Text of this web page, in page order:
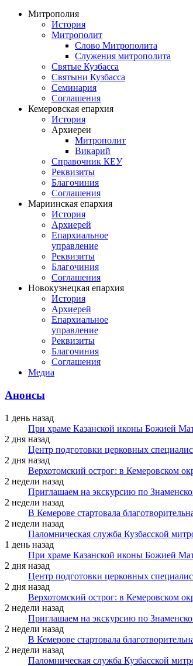
Митрополия
История
Митрополит
Слово Митрополита
Служения митрополита
Святые Кузбасса
Святыни Кузбасса
Семинария
Соглашения
Кемеровская епархия
История
Архиереи
Митрополит
Викарий
Справочник КЕУ
Реквизиты
Благочиния
Соглашения
Мариинская епархия
История
Архиерей
Епархиальное
управление
Реквизиты
Благочиния
Соглашения
Новокузнецкая епархия
История
Архиерей
Епархиальное
управление
Реквизиты
Благочиния
Соглашения
Медиа
Анонсы
1 день назад
При храме Казанской иконы Божией
2 дня назад
Центр подготовки церковных
2 дня назад
Верхотомский острог: в Кемеровском
2 недели назад
Приглашаем на экскурсию по
2 недели назад
В Кемерове стартовала
2 недели назад
Паломническая служба Кузбасской
1 день назад
При храме Казанской иконы Божией
2 дня назад
Центр подготовки церковных
2 дня назад
Верхотомский острог: в Кемеровском
2 недели назад
Приглашаем на экскурсию по
2 недели назад
В Кемерове стартовала
2 недели назад
Паломническая служба Кузбасской